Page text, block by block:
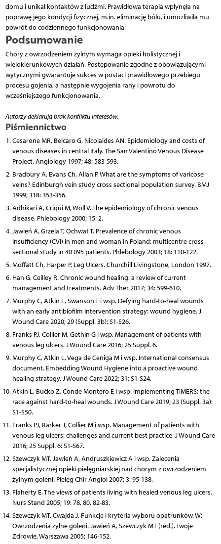
domu i unikał kontaktów z ludźmi. Prawidłowa terapia wpłynęła na
poprawę jego kondycji fizycznej, m.in. eliminację bólu, i umożliwiła mu
powrót do codziennego funkcjonowania.
Podsumowanie
Chory z owrzodzeniem żylnym wymaga opieki holistycznej i
wielokierunkowych działań. Postępowanie zgodne z obowiązującymi
wytycznymi gwarantuje sukces w postaci prawidłowego przebiegu
procesu gojenia, a następnie wygojenia rany i powrotu do
wcześniejszego funkcjonowania.
Autorzy deklarują brak konfliktu interesów.
Piśmiennictwo
Cesarone MR, Belcaro G, Nicolaides AN. Epidemiology and costs of
venous diseases in central Italy. The San Valentino Venous Disease
Project. Angiology 1997; 48: 583-593.
Bradbury A, Evans Ch, Allan P. What are the symptoms of varicose
veins? Edinburgh vein study cross sectional population survey. BMJ
1999; 318: 353-356.
Adhikari A, Criqui M, Woll V. The epidemiology of chronic venous
disease. Phlebology 2000; 15: 2.
Jawień A, Grzela T, Ochwat T. Prevalence of chronic venous
insufficiency (CVI) in men and woman in Poland: multicentre cross-
sectional study in 40 095 patients. Phlebology 2003; 18: 110-122.
Moffatt Ch, Harper P. Leg Ulcers. Churchill Livingstone, London 1997.
Han G, Ceilley R. Chronic wound healing: a review of current
management and treatments. Adv Ther 2017; 34: 599-610.
Murphy C, Atkin L, Swanson T i wsp. Defying hard-to-heal wounds
with an early antibiofilm intervention strategy: wound hygiene. J
Wound Care 2020; 29 (Suppl. 3b): S1-S26.
Franks PJ, Collier M, Gethin G i wsp. Management of patients with
venous leg ulcers. J Wound Care 2016; 25 Suppl. 6.
Murphy C, Atkin L, Vega de Ceniga M i wsp. International consensus
document. Embedding Wound Hygiene into a proactive wound
healing strategy. J Wound Care 2022; 31: S1-S24.
Atkin L, Bućko Z, Conde Montero E i wsp. Implementing TIMERS: the
race against hard-to-heal wounds. J Wound Care 2019; 23 (Suppl. 3a):
S1-S50.
Franks PJ, Barker J, Collier M i wsp. Management of patients with
venous leg ulcers: challenges and current best practice. J Wound Care
2016; 25 Suppl. 6: S1-S67.
Szewczyk MT, Jawień A, Andruszkiewicz A i wsp. Zalecenia
specjalistycznej opieki pielęgniarskiej nad chorym z owrzodzeniem
żylnym goleni. Pielęg Chir Angiol 2007; 3: 95-138.
Flaherty E. The views of patients living with healed venous leg ulcers.
Nurs Stand 2005; 19: 78, 80, 82-83.
Szewczyk MT, Cwajda J. Funkcje i kryteria wyboru opatrunków. W:
Owrzodzenia żylne goleni. Jawień A, Szewczyk MT (red.). Twoje
Zdrowie, Warszawa 2005; 146-152.